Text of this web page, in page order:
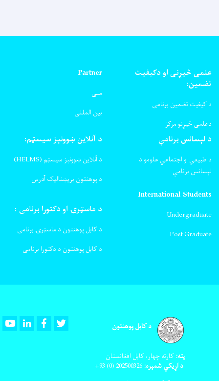
علمی څیړنی او دکیفیت
تضمین:
د کیفیت تضمین برنامی
دعلمی څیړنو مرکز
Partner
ملی
بین المللی
د لېسانس برنامې
د طبیعي او اجتماعي علومو د
لېسانس برنامې
د آنلاین ښوونېز سیسټم:
د آنلاین ښوونېز سیسټم (HELMS)
د پوهنتون بریښنالیک آدرس
International Students
Undergraduate
Post Graduate
د ماسټرۍ او دکتورا برنامی :
د کابل پوهنتون د ماسټرۍ برنامی
د کابل پوهنتون د دکتورا برنامی
د کابل پوهنتون YoutubeLinkedInFacebook
پته: کارته چهار، کابل افغانستان
د اړیکې شمېره: 202500326
(0) 93+